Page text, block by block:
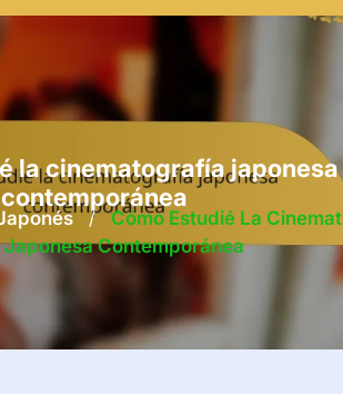
la cinematografía japonesa
contemporánea
/ Cómo Estudié La Cinemat
Japonesa Contemporánea